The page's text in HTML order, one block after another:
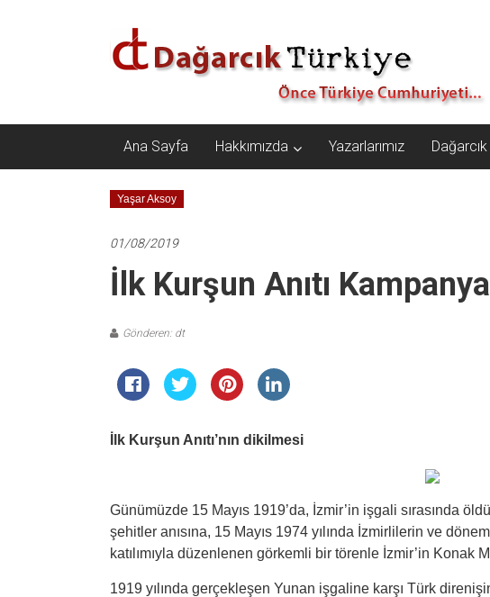
Dağarcık
Türkiye
Türkiye
Cumhuriyeti…
Ana Sayfa Hakkımızda Yazarlarımız
Yaşar Aksoy
01/08/2019
İlk Kurşun Anıtı
Gönderen: dt
İlk Kurşun Anıtı’nın dikilmesi
Günümüzde 15 Mayıs 1919’da, İzmir’in işgali sırasında
şehitler anısına, 15 Mayıs 1974 yılında İzmirlilerin ve
katılımıyla düzenlenen görkemli bir törenle İzmir’in Konak
1919 yılında gerçekleşen Yunan işgaline karşı Türk